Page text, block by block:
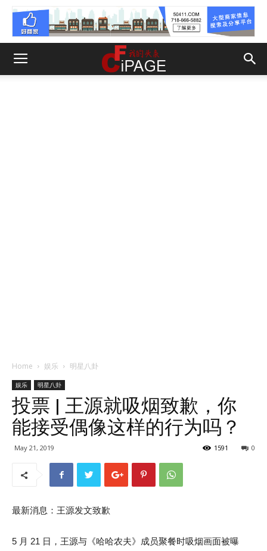
Home 娱乐 明星八卦
娱乐 明星八卦
投票 | 王源就吸烟致歉，你
能接受偶像这样的行为吗？
May 21, 2019 0
1591
最新消息：王源发文致歉
5 月 21 日，王源与《哈哈农夫》成员聚餐时吸烟画面被曝